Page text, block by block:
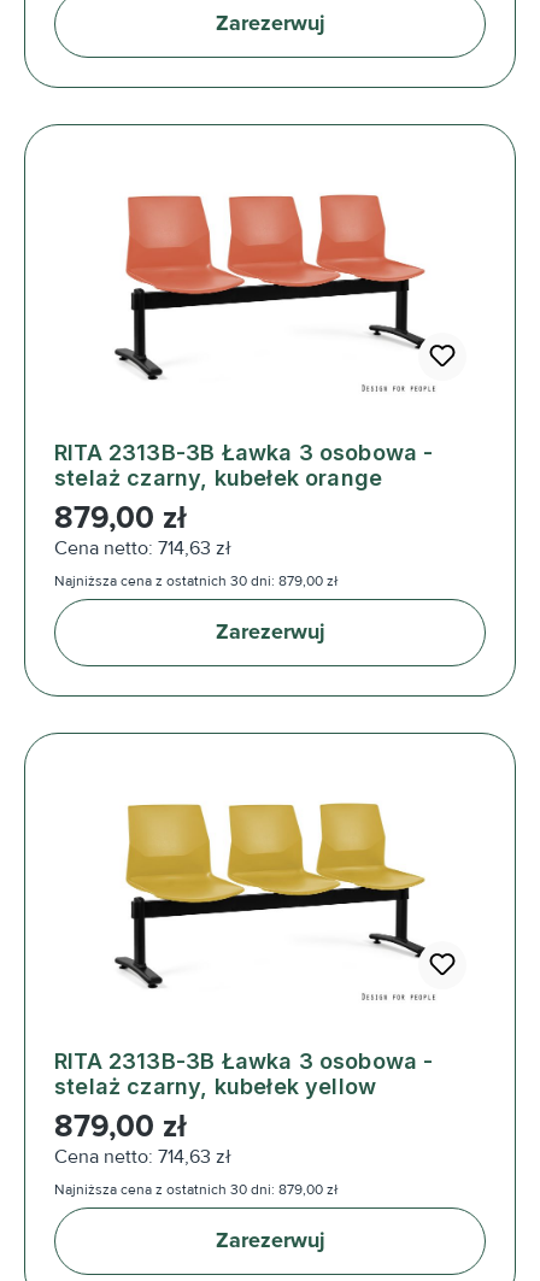
Zarezerwuj
RITA 2313B-3B Ławka 3 osobowa -
stelaż czarny, kubełek orange
Cena regularna:
879,00 zł
Cena netto: 714,63 zł
Najniższa cena z ostatnich 30 dni: 879,00 zł
Zarezerwuj
RITA 2313B-3B Ławka 3 osobowa -
stelaż czarny, kubełek yellow
Cena regularna:
879,00 zł
Cena netto: 714,63 zł
Najniższa cena z ostatnich 30 dni: 879,00 zł
Zarezerwuj